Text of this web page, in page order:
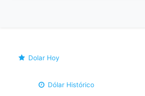
Dolar Hoy
Dólar Histórico